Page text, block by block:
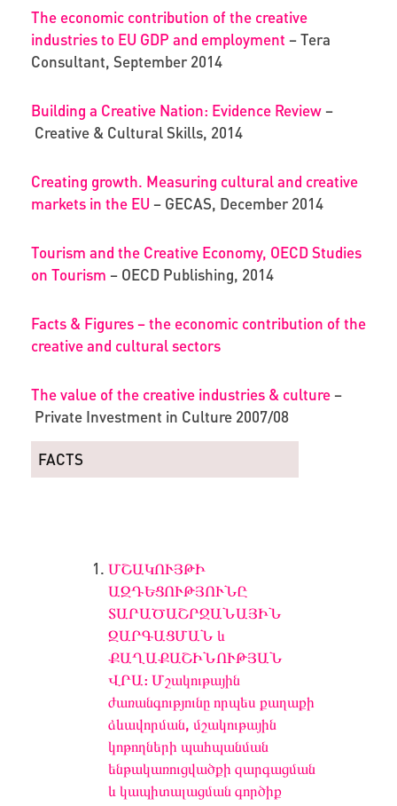
The economic contribution of the creative
industries to EU GDP and employment – Tera
Consultant, September 2014
Building a Creative Nation: Evidence Review–
Creative & Cultural Skills, 2014
Creating growth. Measuring cultural and creative
markets in the EU – GECAS, December 2014
Tourism and the Creative Economy, OECD Studies
on Tourism – OECD Publishing, 2014
Facts & Figures – the economic contribution of the
creative and cultural sectors
The value of the creative industries & culture–
Private Investment in Culture 2007/08
FACTS
ՄՇԱԿՈՒՅԹԻ
ԱԶԴԵՑՈՒԹՅՈՒՆԸ
ՏԱՐԱԾԱՇՐՋԱՆԱՅԻՆ
ԶԱՐԳԱՑՄԱՆ և
ՔԱՂԱՔԱՇԻՆՈՒԹՅԱՆ
ՎՐԱ: Մշակութային
ժառանգությունը որպես քաղաքի
ձևավորման, մշակութային
կոթողների պահպանման
ենթակառուցվածքի զարգացման
և կապիտալացման գործիք